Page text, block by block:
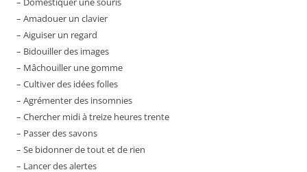
– Amadouer un clavier
– Aiguiser un regard
– Bidouiller des images
– Mâchouiller une gomme
– Cultiver des idées folles
– Agrémenter des insomnies
– Chercher midi à treize heures trente
– Passer des savons
– Se bidonner de tout et de rien
– Lancer des alertes